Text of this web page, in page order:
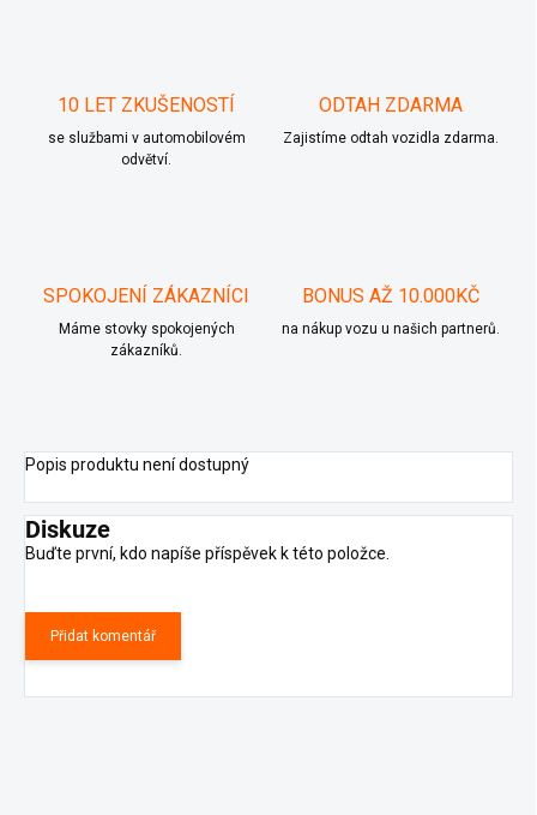
10 LET ZKUŠENOSTÍ
se službami v automobilovém
odvětví.
ODTAH ZDARMA
Zajistíme odtah vozidla zdarma.
SPOKOJENÍ ZÁKAZNÍCI
Máme stovky spokojených
zákazníků.
BONUS AŽ 10.000KČ
na nákup vozu u našich partnerů.
Popis produktu není dostupný
Diskuze
Buďte první, kdo napíše příspěvek k této položce.
Přidat komentář